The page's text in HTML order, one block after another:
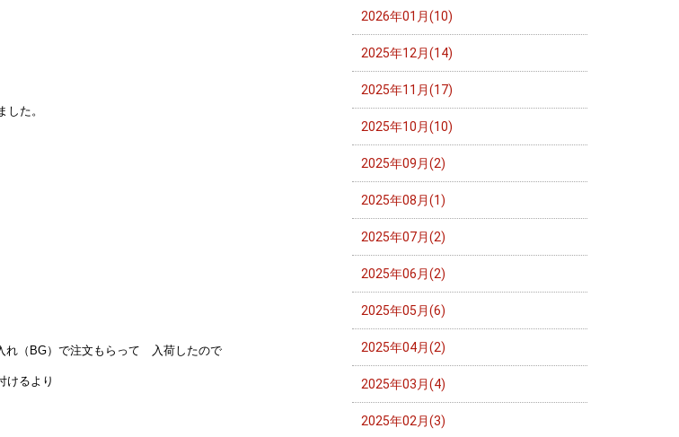
た。
（BG）で注文もらって 入荷したので
けるより
2026年01月(10)
2025年12月(14)
2025年11月(17)
2025年10月(10)
2025年09月(2)
2025年08月(1)
2025年07月(2)
2025年06月(2)
2025年05月(6)
2025年04月(2)
2025年03月(4)
2025年02月(3)